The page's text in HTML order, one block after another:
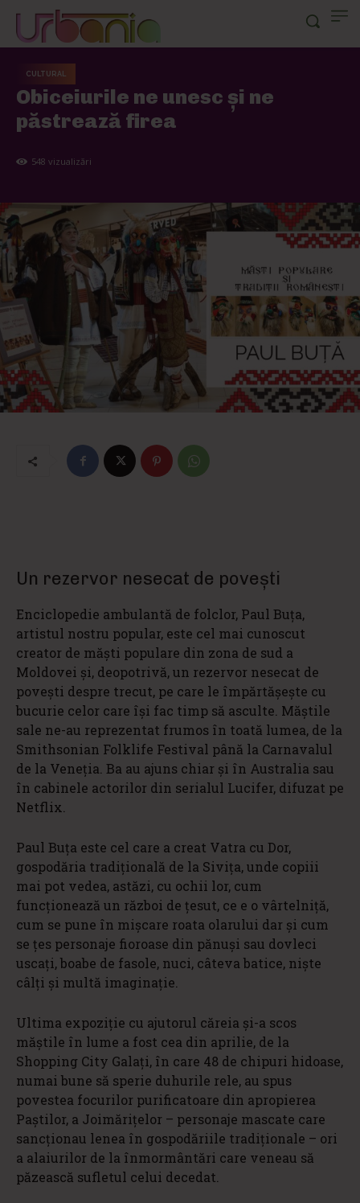
CULTURAL
Obiceiurile ne unesc și ne
păstrează firea
548 vizualizări
Un rezervor nesecat de povești
Enciclopedie ambulantă de folclor, Paul Buța,
artistul nostru popular, este cel mai cunoscut
creator de măști populare din zona de sud a
Moldovei și, deopotrivă, un rezervor nesecat de
povești despre trecut, pe care le împărtășește cu
bucurie celor care își fac timp să asculte. Măștile
sale ne-au reprezentat frumos în toată lumea, de la
Smithsonian Folklife Festival până la Carnavalul
de la Veneția. Ba au ajuns chiar și în Australia sau
în cabinele actorilor din serialul Lucifer, difuzat pe
Netflix.
Paul Buța este cel care a creat Vatra cu Dor,
gospodăria tradițională de la Sivița, unde copiii
mai pot vedea, astăzi, cu ochii lor, cum
funcționează un război de țesut, ce e o vârtelniță,
cum se pune în mișcare roata olarului dar și cum
se țes personaje fioroase din pănuși sau dovleci
uscați, boabe de fasole, nuci, câteva batice, niște
câlți și multă imaginație.
Ultima expoziție cu ajutorul căreia și-a scos
măștile în lume a fost cea din aprilie, de la
Shopping City Galați, în care 48 de chipuri hidoase,
numai bune să sperie duhurile rele, au spus
povestea focurilor purificatoare din apropierea
Paștilor, a Joimărițelor – personaje mascate care
sancționau lenea în gospodăriile tradiționale – ori
a alaiurilor de la înmormântări care veneau să
păzească sufletul celui decedat.